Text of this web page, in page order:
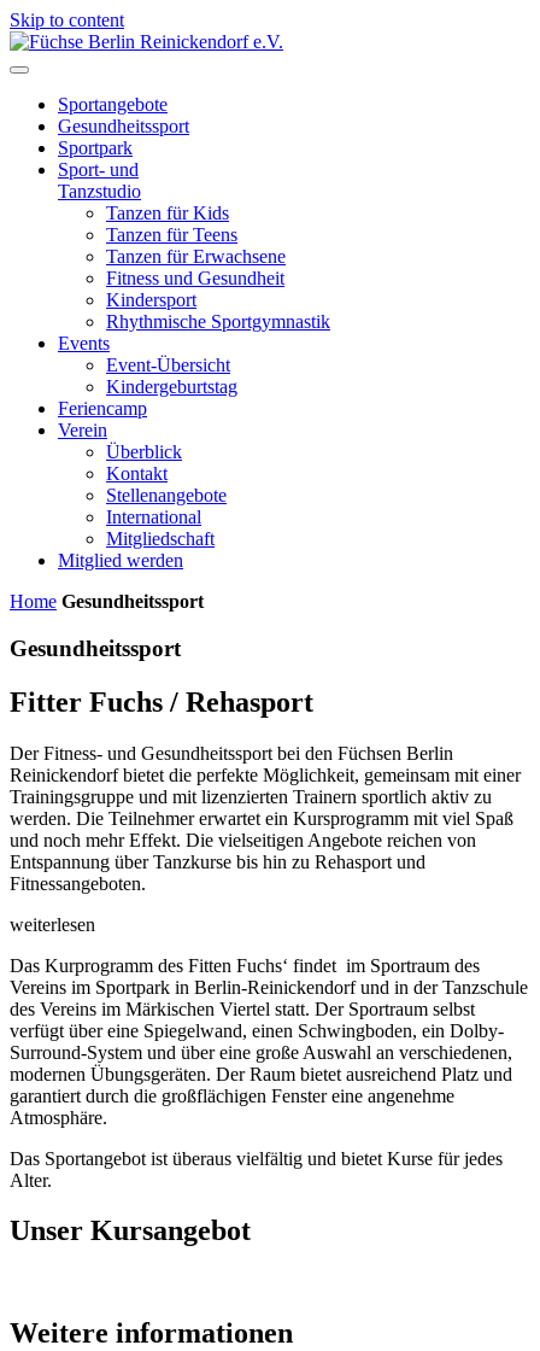
Skip to content
Sportangebote
Gesundheitssport
Sportpark
Sport- und
Tanzstudio
Tanzen für Kids
Tanzen für Teens
Tanzen für Erwachsene
Fitness und Gesundheit
Kindersport
Rhythmische Sportgymnastik
Events
Event-Übersicht
Kindergeburtstag
Feriencamp
Verein
Überblick
Kontakt
Stellenangebote
International
Mitgliedschaft
Mitglied werden
Home Gesundheitssport
Gesundheitssport
Fitter Fuchs / Rehasport
Der Fitness- und Gesundheitssport bei den Füchsen Berlin
Reinickendorf bietet die perfekte Möglichkeit, gemeinsam mit einer
Trainingsgruppe und mit lizenzierten Trainern sportlich aktiv zu
werden. Die Teilnehmer erwartet ein Kursprogramm mit viel Spaß
und noch mehr Effekt. Die vielseitigen Angebote reichen von
Entspannung über Tanzkurse bis hin zu Rehasport und
Fitnessangeboten.
weiterlesen
Das Kurprogramm des Fitten Fuchs‘ findet im Sportraum des
Vereins im Sportpark in Berlin-Reinickendorf und in der Tanzschule
des Vereins im Märkischen Viertel statt. Der Sportraum selbst
verfügt über eine Spiegelwand, einen Schwingboden, ein Dolby-
Surround-System und über eine große Auswahl an verschiedenen,
modernen Übungsgeräten. Der Raum bietet ausreichend Platz und
garantiert durch die großflächigen Fenster eine angenehme
Atmosphäre.
Das Sportangebot ist überaus vielfältig und bietet Kurse für jedes
Alter.
Unser Kursangebot
Weitere informationen